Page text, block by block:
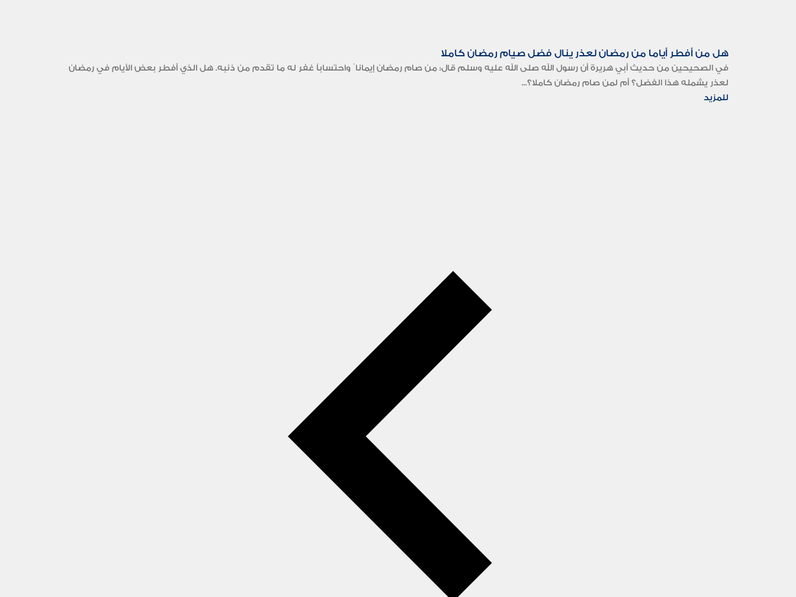
هل من أفطر أياما من رمضان لعذر ينال فضل صيام رمضان كاملا
في الصحيحين من حديث أبي هريرة أن رسول الله صلى الله عليه وسلم قال: من صام رمضان إيمانا ً واحتساباً غفر له ما تقدم من ذنبه. هل الذي أفطر بعض الأيام في رمضان
لعذر يشمله هذا الفضل؟ أم لمن صام رمضان كاملا؟...
للمزيد